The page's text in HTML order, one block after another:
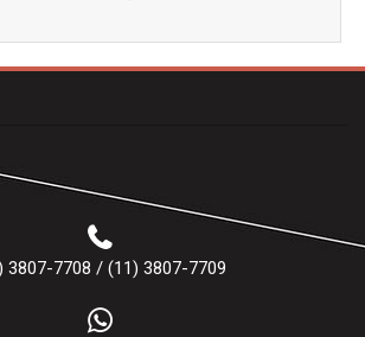
3807-7708 / (11) 3807-7709